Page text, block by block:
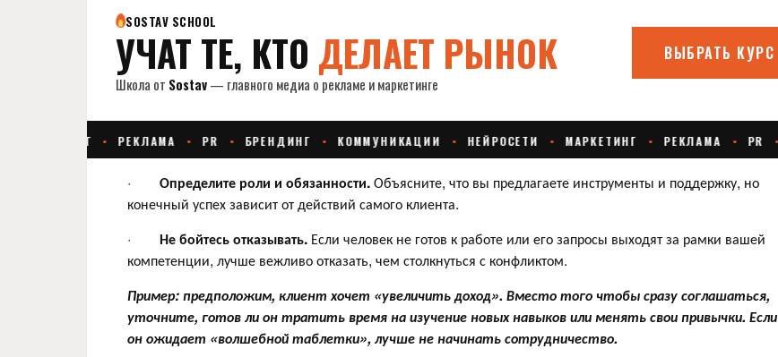
· Определите роли и обязанности.Объясните, что вы предлагаете инструменты и поддержку, но
конечный успех зависит от действий самого клиента.
·
Не бойтесь отказывать. Если человек не готов к работе или его запросы выходят за рамки вашей
компетенции, лучше вежливо отказать, чем столкнуться с конфликтом.
Пример: предположим, клиент хочет «увеличить доход». Вместо того чтобы сразу соглашаться,
уточните, готов ли он тратить время на изучение новых навыков или менять свои привычки. Если
он ожидает «волшебной таблетки», лучше не начинать сотрудничество.